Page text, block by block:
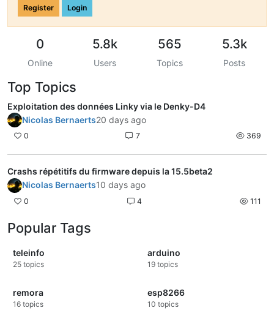
Register Login
0
Online
5.8k
Users
565
Topics
5.3k
Posts
Top Topics
Exploitation des données Linky via le Denky-D4
Nicolas Bernaerts20 days ago
0 7 369
Crashs répétitifs du firmware depuis la 15.5beta2
Nicolas Bernaerts10 days ago
0 4 111
Popular Tags
teleinfo
25 topics
arduino
19 topics
remora
16 topics
esp8266
10 topics